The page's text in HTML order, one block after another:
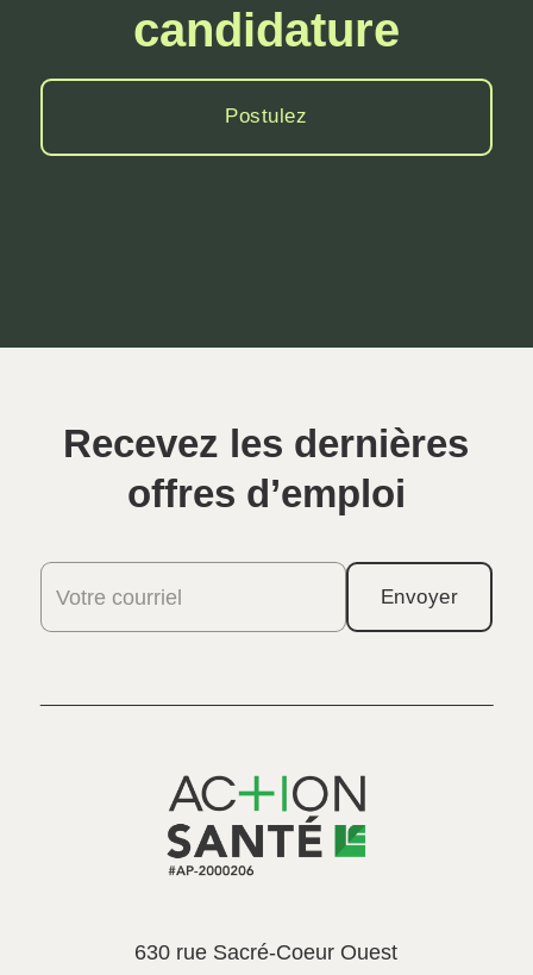
candidature
Postulez
Recevez les dernières
offres d’emploi
Votre courriel Envoyer
630 rue Sacré-Coeur Ouest